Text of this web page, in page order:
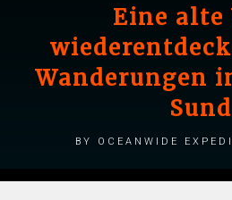
Eine alte
Wanderungen
Sund
by Oceanwide